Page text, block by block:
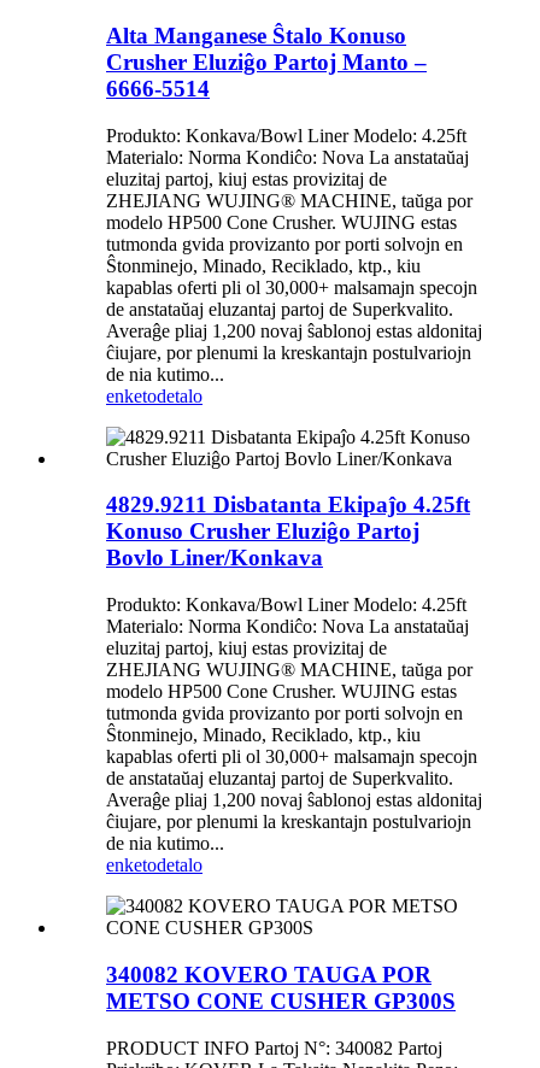
Alta Manganese Ŝtalo Konuso
Crusher Eluziĝo Partoj Manto –
6666-5514
Produkto: Konkava/Bowl Liner Modelo: 4.25ft
Materialo: Norma Kondiĉo: Nova La anstataŭaj
eluzitaj partoj, kiuj estas provizitaj de
ZHEJIANG WUJING® MACHINE, taŭga por
modelo HP500 Cone Crusher. WUJING estas
tutmonda gvida provizanto por porti solvojn en
Ŝtonminejo, Minado, Reciklado, ktp., kiu
kapablas oferti pli ol 30,000+ malsamajn specojn
de anstataŭaj eluzantaj partoj de Superkvalito.
Averaĝe pliaj 1,200 novaj ŝablonoj estas aldonitaj
ĉiujare, por plenumi la kreskantajn postulvariojn
de nia kutimo...
enketodetalo
4829.9211 Disbatanta Ekipaĵo 4.25ft
Konuso Crusher Eluziĝo Partoj
Bovlo Liner/Konkava
Produkto: Konkava/Bowl Liner Modelo: 4.25ft
Materialo: Norma Kondiĉo: Nova La anstataŭaj
eluzitaj partoj, kiuj estas provizitaj de
ZHEJIANG WUJING® MACHINE, taŭga por
modelo HP500 Cone Crusher. WUJING estas
tutmonda gvida provizanto por porti solvojn en
Ŝtonminejo, Minado, Reciklado, ktp., kiu
kapablas oferti pli ol 30,000+ malsamajn specojn
de anstataŭaj eluzantaj partoj de Superkvalito.
Averaĝe pliaj 1,200 novaj ŝablonoj estas aldonitaj
ĉiujare, por plenumi la kreskantajn postulvariojn
de nia kutimo...
enketodetalo
340082 KOVERO TAUGA POR
METSO CONE CUSHER GP300S
PRODUCT INFO Partoj N°: 340082 Partoj